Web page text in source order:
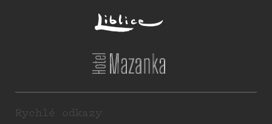
Rychlé odkazy